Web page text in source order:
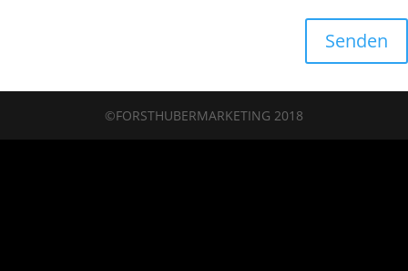
Senden
©FORSTHUBERMARKETING 2018